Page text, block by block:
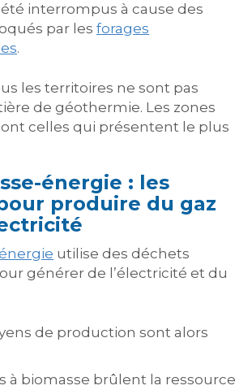
interrompus à cause des
par les forages
.
les territoires ne sont pas
de géothermie. Les zones
celles qui présentent le plus
énergie : les
produire du gaz
utilise des déchets
générer de l’électricité et du
de production sont alors
à biomasse brûlent la ressource